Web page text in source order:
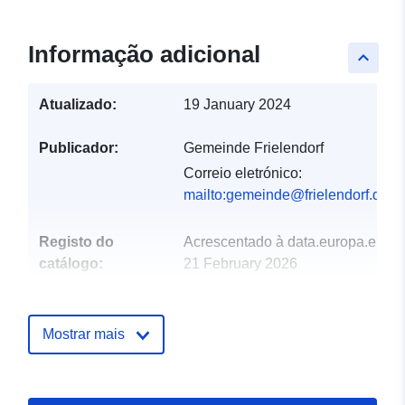
keyboard_arrow_up
Informação adicional
Atualizado: 19 January 2024
Publicador:
Gemeinde Frielendorf
Correio eletrónico:
mailto:gemeinde@frielendorf.de
Registo do
catálogo:
Acrescentado à data.europa.eu:
21 February 2026
Espacial:
50.9932 ], [ 9.33535,
Mostrar mais